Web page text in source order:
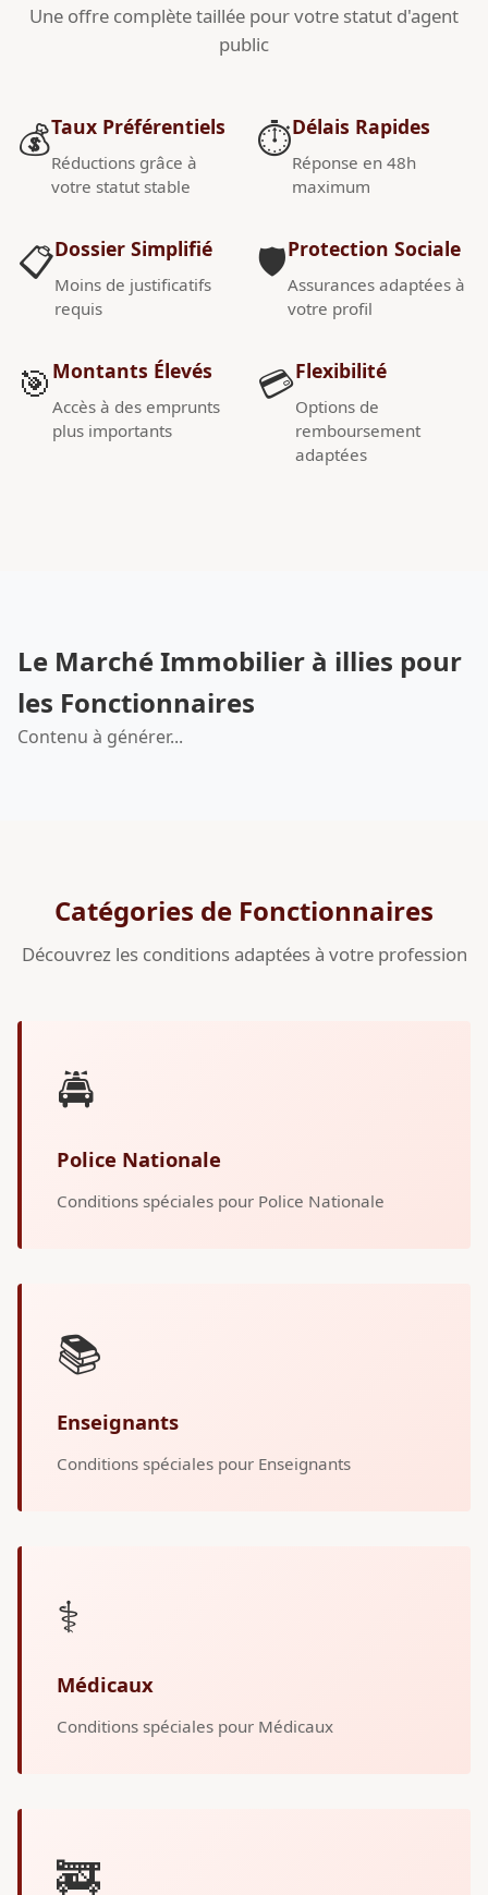
Une offre complète taillée pour votre statut d'agent
public
💰Taux Préférentiels
Réductions grâce à
votre statut stable
📋Dossier Simplifié
Moins de justificatifs
requis
🎯 Montants Élevés
Accès à des emprunts
plus importants
⏱️Délais Rapides
Réponse en 48h
maximum
🛡️Protection Sociale
Assurances adaptées à
votre profil
💳Flexibilité
Options de
remboursement
adaptées
Le Marché Immobilier à illies pour
les Fonctionnaires
Contenu à générer...
Catégories de Fonctionnaires
Découvrez les conditions adaptées à votre profession
🚔
Police Nationale
Conditions spéciales pour Police Nationale
📚
Enseignants
Conditions spéciales pour Enseignants
⚕️
Médicaux
Conditions spéciales pour Médicaux
🚒